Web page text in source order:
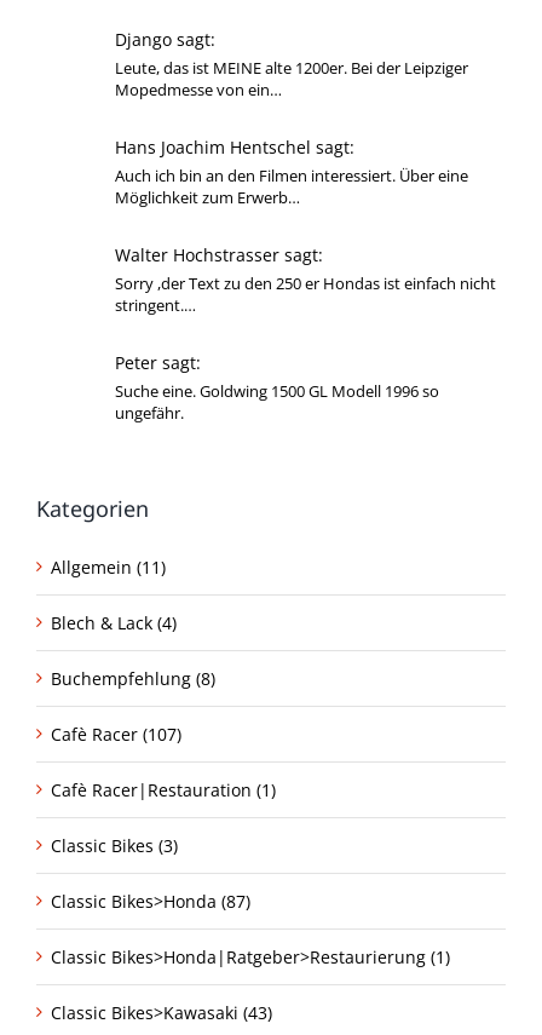
Django sagt:
Leute, das ist MEINE alte 1200er. Bei der Leipziger
Mopedmesse von ein…
Hans Joachim Hentschel sagt:
Auch ich bin an den Filmen interessiert. Über eine
Möglichkeit zum Erwerb…
Walter Hochstrasser sagt:
Sorry ,der Text zu den 250 er Hondas ist einfach nicht
stringent.…
Peter sagt:
Suche eine. Goldwing 1500 GL Modell 1996 so
ungefähr.
Kategorien
Allgemein (11)
Blech & Lack (4)
Buchempfehlung (8)
Cafè Racer (107)
Cafè Racer|Restauration (1)
Classic Bikes (3)
Classic Bikes>Honda (87)
Classic Bikes>Honda|Ratgeber>Restaurierung (1)
Classic Bikes>Kawasaki (43)